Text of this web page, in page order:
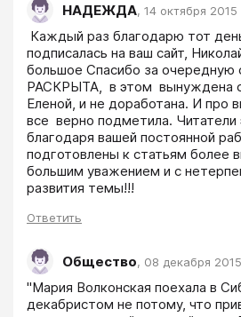
НАДЕЖДА, 14 октября 2015
подписалась на ваш сайт,
большое Спасибо за
РАСКРЫТА,  в этом  вынуждена
Еленой, и не доработана. И про
все  верно подметила. Читатели
благодаря вашей постоянной
подготовлены к статьям более
большим уважением и с
развития темы!!!
Ответить
Общество, 08 декабря
"Мария Волконская поехала в
декабристом не потому, что